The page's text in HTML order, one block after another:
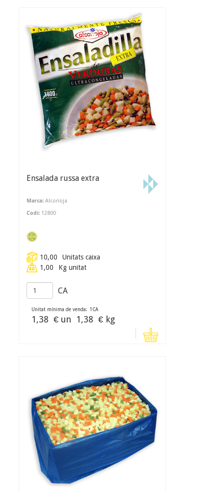
Ensalada russa extra
Marca: Alcorioja
Codi: 12800
10,00
Unitats caixa
1,00
Kg unitat
CA
Unitat mínima de venda: 1 CA
1,38 € un 1,38 € kg